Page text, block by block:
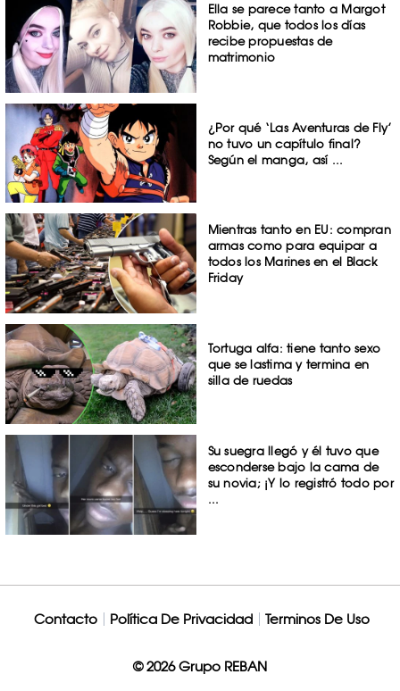
Ella se parece tanto a Margot
Robbie, que todos los días
recibe propuestas de
matrimonio
¿Por qué ‘Las Aventuras de Fly’
no tuvo un capítulo final?
Según el manga, así ...
Mientras tanto en EU: compran
armas como para equipar a
todos los Marines en el Black
Friday
Tortuga alfa: tiene tanto sexo
que se lastima y termina en
silla de ruedas
Su suegra llegó y él tuvo que
esconderse bajo la cama de
su novia; ¡Y lo registró todo por
...
Contacto Política De Privacidad Terminos De Uso
© 2026 Grupo REBAN